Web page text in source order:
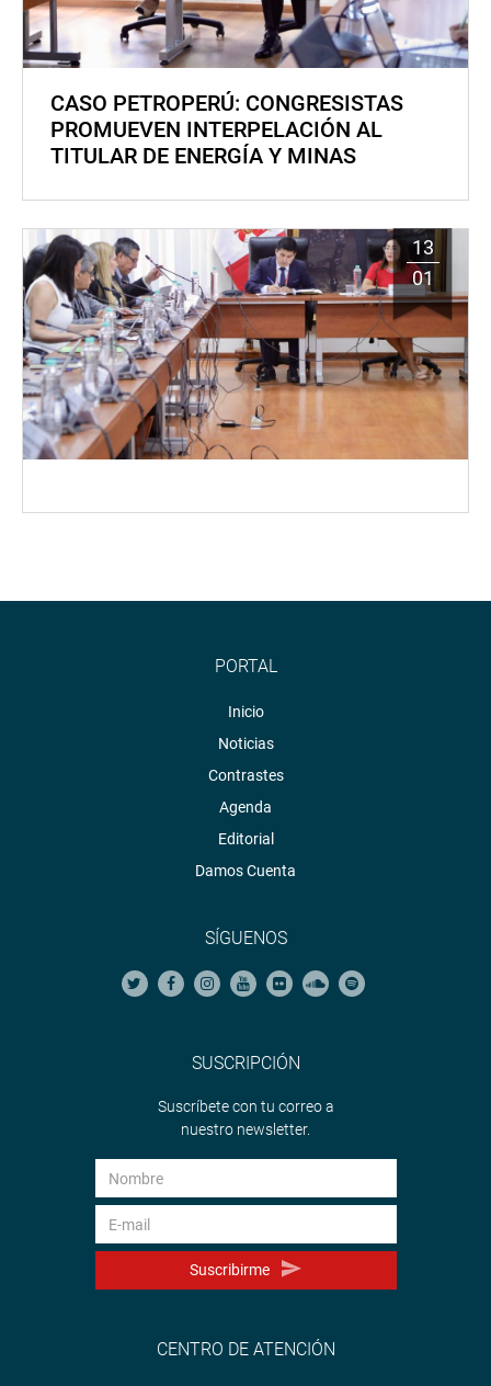
CASO PETROPERÚ: CONGRESISTAS
PROMUEVEN INTERPELACIÓN AL
TITULAR DE ENERGÍA Y MINAS
13
01
PORTAL
Inicio
Noticias
Contrastes
Agenda
Editorial
Damos Cuenta
SÍGUENOS
SUSCRIPCIÓN
Suscríbete con tu correo a
nuestro newsletter.
Suscribirme
CENTRO DE ATENCIÓN